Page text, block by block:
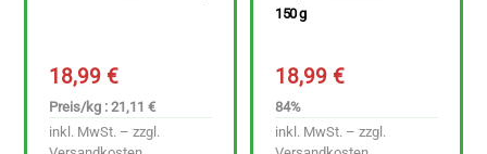
18,99€
Preis/kg : 21,11 €
inkl. MwSt. – zzgl.
150 g
18,99€
84%
inkl. MwSt. – zzgl.